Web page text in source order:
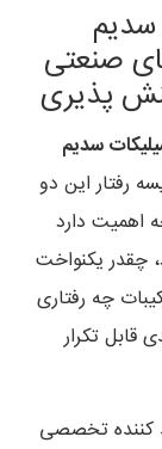
صنعتی
پذیری
سدیم
رفتار این دو
اهمیت دارد
چقدر یکنواخت
چه رفتاری
قابل تکرار
کننده تخصصی